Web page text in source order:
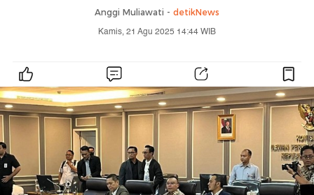
Anggi Muliawati - detikNews
Kamis, 21 Agu 2025 14:44 WIB